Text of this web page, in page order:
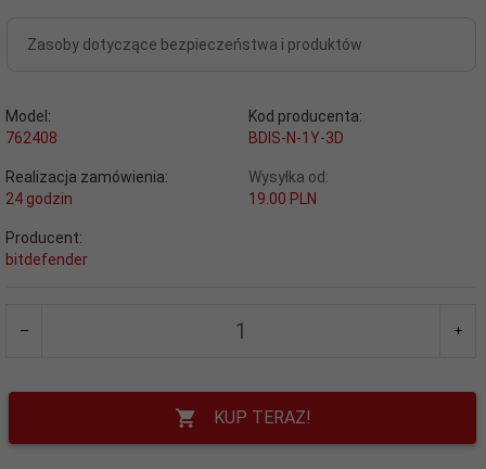
Zasoby dotyczące bezpieczeństwa i produktów
Model:
762408
Kod producenta:
BDIS-N-1Y-3D
Realizacja zamówienia:
24 godzin
Wysyłka od:
19.00 PLN
Producent:
bitdefender
KUP TERAZ!